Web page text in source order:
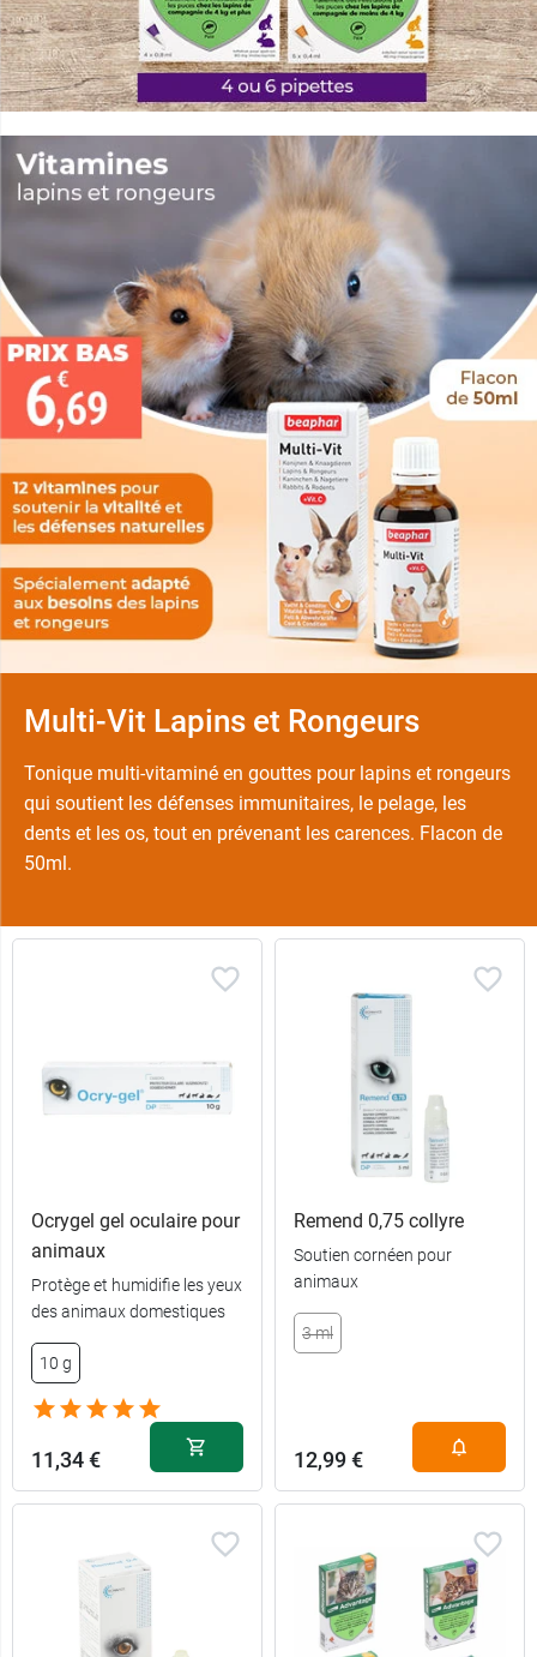
Multi-Vit Lapins et Rongeurs
Tonique multi-vitaminé en gouttes pour lapins et rongeurs
qui soutient les défenses immunitaires, le pelage, les
dents et les os, tout en prévenant les carences. Flacon de
50ml.
Ocrygel gel oculaire pour
animaux
Protège et humidifie les yeux
des animaux domestiques
10 g
11,34 €
Remend 0,75 collyre
Soutien cornéen pour
animaux
3 ml
12,99 €